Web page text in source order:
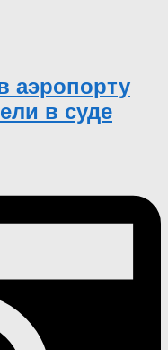
аэропорту
в суде